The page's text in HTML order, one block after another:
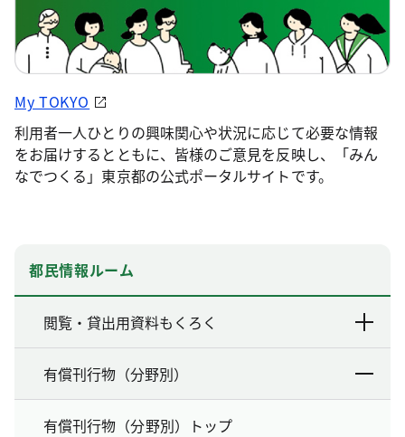
My TOKYO
利用者一人ひとりの興味関心や状況に応じて必要な情報
をお届けするとともに、皆様のご意見を反映し、「みん
なでつくる」東京都の公式ポータルサイトです。
都民情報ルーム
閲覧・貸出用資料もくろく
有償刊行物（分野別）
有償刊行物（分野別）トップ